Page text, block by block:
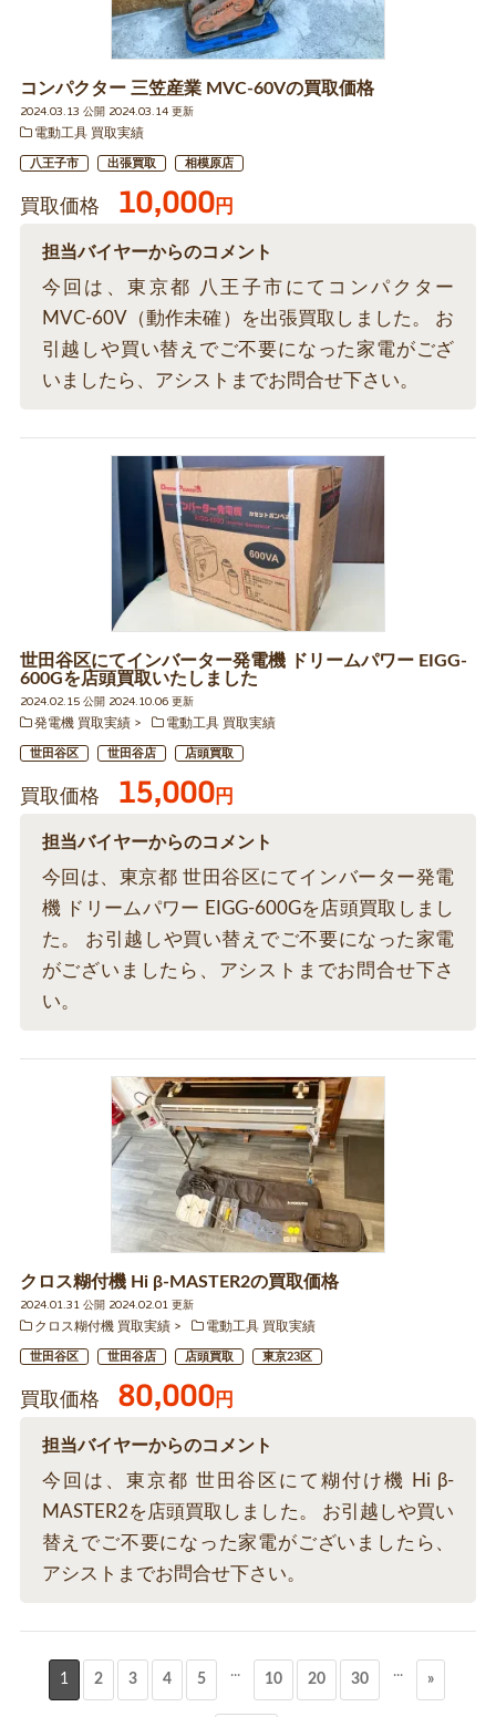
コンパクター 三笠産業 MVC-60Vの買取価格
2024.03.13 公開 2024.03.14 更新
電動工具 買取実績
八王子市 出張買取 相模原店
買取価格 10,000円
担当バイヤーからのコメント
今回は、東京都 八王子市にてコンパクター
MVC-60V（動作未確）を出張買取しました。 お
引越しや買い替えでご不要になった家電がござ
いましたら、アシストまでお問合せ下さい。
世田谷区にてインバーター発電機 ドリームパワー EIGG-
600Gを店頭買取いたしました
2024.02.15 公開 2024.10.06 更新
発電機 買取実績
電動工具 買取実績
世田谷区 世田谷店 店頭買取
買取価格 15,000円
担当バイヤーからのコメント
今回は、東京都 世田谷区にてインバーター発電
機 ドリームパワー EIGG-600Gを店頭買取しまし
た。 お引越しや買い替えでご不要になった家電
がございましたら、アシストまでお問合せ下さ
い。
クロス糊付機 Hi β-MASTER2の買取価格
2024.01.31 公開 2024.02.01 更新
クロス糊付機 買取実績
電動工具 買取実績
世田谷区 世田谷店 店頭買取 東京23区
買取価格 80,000円
担当バイヤーからのコメント
今回は、東京都 世田谷区にて糊付け機 Hi β-
MASTER2を店頭買取しました。 お引越しや買い
替えでご不要になった家電がございましたら、
アシストまでお問合せ下さい。
1 2 3 4 5 ... 10 20 30 ... »